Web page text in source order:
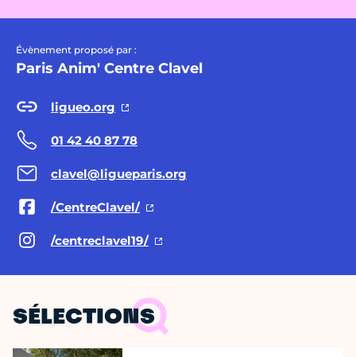
Évènement proposé par :
Paris Anim' Centre Clavel
ligueo.org
01 42 40 87 78
clavel@ligueparis.org
/CentreClavel/
/centreclavel19/
SÉLECTIONS